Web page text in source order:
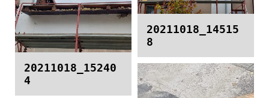
20211018_15240
4
20211018_14515
8